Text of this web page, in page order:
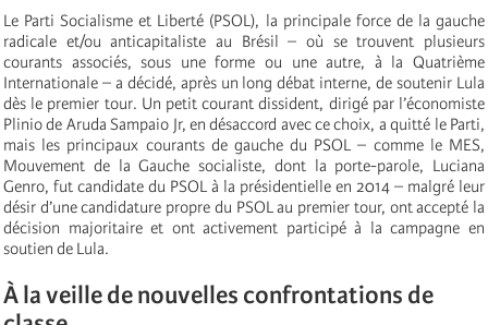
Le Parti Socialisme et Liberté (PSOL), la principale force de la gauche
radicale et/ou anticapitaliste au Brésil – où se trouvent plusieurs
courants associés, sous une forme ou une autre, à la Quatrième
Internationale – a décidé, après un long débat interne, de soutenir Lula
dès le premier tour. Un petit courant dissident, dirigé par l’économiste
Plinio de Aruda Sampaio Jr, en désaccord avec ce choix, a quitté le Parti,
mais les principaux courants de gauche du PSOL – comme le MES,
Mouvement de la Gauche socialiste, dont la porte-parole, Luciana
Genro, fut candidate du PSOL à la présidentielle en 2014 – malgré leur
désir d’une candidature propre du PSOL au premier tour, ont accepté la
décision majoritaire et ont activement participé à la campagne en
soutien de Lula.
À la veille de nouvelles confrontations de